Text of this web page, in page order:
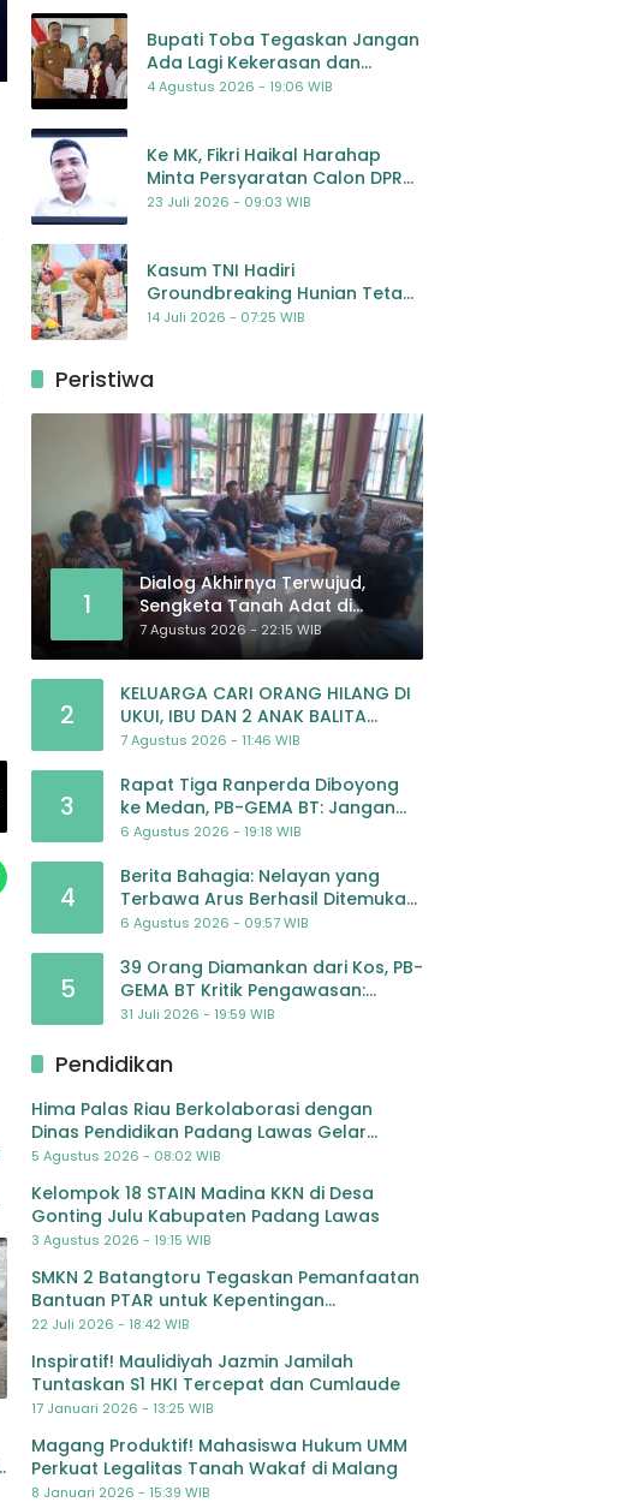
Bupati Toba Tegaskan Jangan
Ada Lagi Kekerasan dan
Bullying Terhadap Anak,
4 Agustus 2026 - 19:06 WIB
Ke MK, Fikri Haikal Harahap
Minta Persyaratan Calon DPR
Dilengkapi Penilaian
23 Juli 2026 - 09:03 WIB
Kasum TNI Hadiri
Groundbreaking Hunian Tetap
Pascabencana di
14 Juli 2026 - 07:25 WIB
Peristiwa
1
Dialog Akhirnya Terwujud,
Sengketa Tanah Adat di
Lingkar Proyek Strategis
Nasional Memasuki Babak
7 Agustus 2026 - 22:15 WIB
2
KELUARGA CARI ORANG HILANG DI
UKUI, IBU DAN 2 ANAK BALITA
BELUM PULANG SEJAK 20 JULI 2026
7 Agustus 2026 - 11:46 WIB
3
Rapat Tiga Ranperda Diboyong
ke Medan, PB-GEMA BT: Jangan
Jadikan APBD Ladang
6 Agustus 2026 - 19:18 WIB
4
Berita Bahagia: Nelayan yang
Terbawa Arus Berhasil Ditemukan
Dalam Keadaan Selamat
6 Agustus 2026 - 09:57 WIB
5
39 Orang Diamankan dari Kos, PB-
GEMA BT Kritik Pengawasan:
Jangan Tunggu Masyarakat
31 Juli 2026 - 19:59 WIB
Pendidikan
Hima Palas Riau Berkolaborasi dengan
Dinas Pendidikan Padang Lawas Gelar
Pelatihan OSIS SMP se-Kabupaten Padang
5 Agustus 2026 - 08:02 WIB
Kelompok 18 STAIN Madina KKN di Desa
Gonting Julu Kabupaten Padang Lawas
3 Agustus 2026 - 19:15 WIB
SMKN 2 Batangtoru Tegaskan Pemanfaatan
Bantuan PTAR untuk Kepentingan
Pendidikan
22 Juli 2026 - 18:42 WIB
Inspiratif! Maulidiyah Jazmin Jamilah
Tuntaskan S1 HKI Tercepat dan Cumlaude
17 Januari 2026 - 13:25 WIB
Magang Produktif! Mahasiswa Hukum UMM
Perkuat Legalitas Tanah Wakaf di Malang
8 Januari 2026 - 15:39 WIB